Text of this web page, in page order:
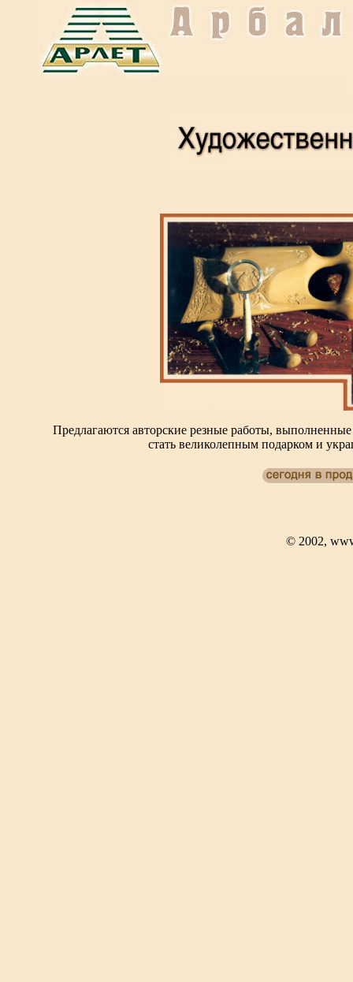
Предлагаются авторские резные работы,
стать великолепным подарком и
© 2002,